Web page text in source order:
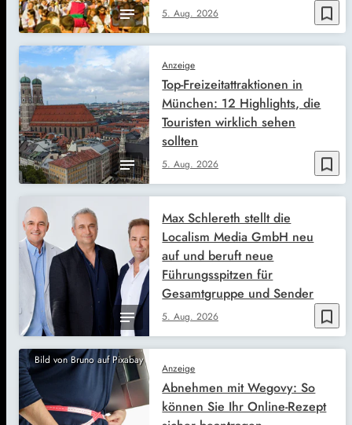
bookmark_border
5. Aug. 2026
bookmark_border
Anzeige
5. Aug. 2026
Top-Freizeitattraktionen in
München: 12 Highlights, die
Touristen wirklich sehen
sollten
bookmark_border
5. Aug. 2026
Max Schlereth stellt die
Localism Media GmbH neu
auf und beruft neue
Führungsspitzen für
Gesamtgruppe und Sender
Bild von Bruno auf Pixabay
Anzeige
Abnehmen mit Wegovy: So
können Sie Ihr Online-Rezept